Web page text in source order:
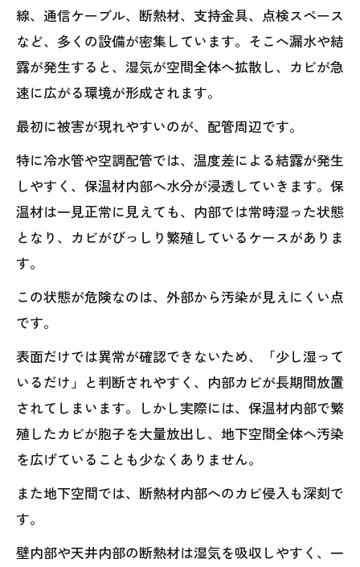
線、通信ケーブル、断熱材、支持金具、点検スペース
など、多くの設備が密集しています。そこへ漏水や結
露が発生すると、湿気が空間全体へ拡散し、カビが急
速に広がる環境が形成されます。
最初に被害が現れやすいのが、配管周辺です。
特に冷水管や空調配管では、温度差による結露が発生
しやすく、保温材内部へ水分が浸透していきます。保
温材は一見正常に見えても、内部では常時湿った状態
となり、カビがびっしり繁殖しているケースがありま
す。
この状態が危険なのは、外部から汚染が見えにくい点
です。
表面だけでは異常が確認できないため、「少し湿って
いるだけ」と判断されやすく、内部カビが長期間放置
されてしまいます。しかし実際には、保温材内部で繁
殖したカビが胞子を大量放出し、地下空間全体へ汚染
を広げていることも少なくありません。
また地下空間では、断熱材内部へのカビ侵入も深刻で
す。
壁内部や天井内部の断熱材は湿気を吸収しやすく、一